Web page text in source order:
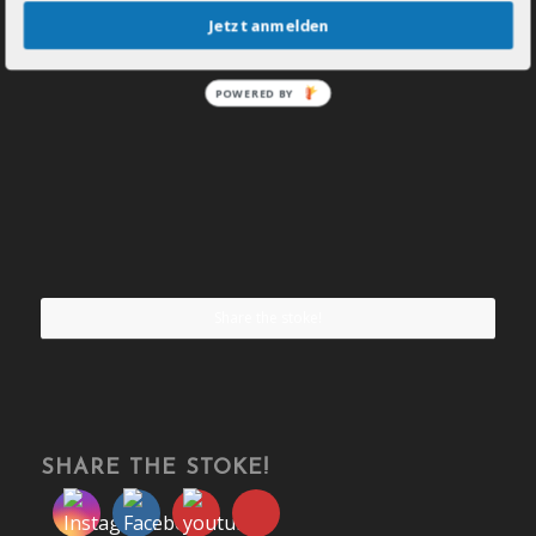
SHARE THE STOKE!
Jetzt anmelden
POWERED BY